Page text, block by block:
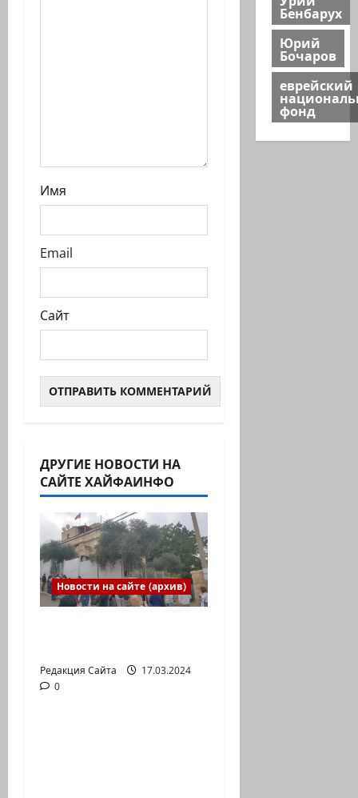
Имя
Email
Сайт
ДРУГИЕ НОВОСТИ НА
САЙТЕ ХАЙФАИНФО
Новости на сайте (архив)
Редакция Сайта
17.03.2024
0Новости на сайте (архив)
Бенбарух
Юрий
Бочаров
еврейский
фонд